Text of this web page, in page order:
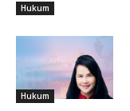
Hukum
Hukum